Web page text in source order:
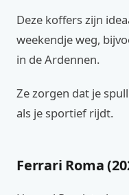
Deze koffers zijn
weekendje weg,
in de Ardennen.
Ze zorgen dat je
als je sportief rijdt.
Ferrari Roma